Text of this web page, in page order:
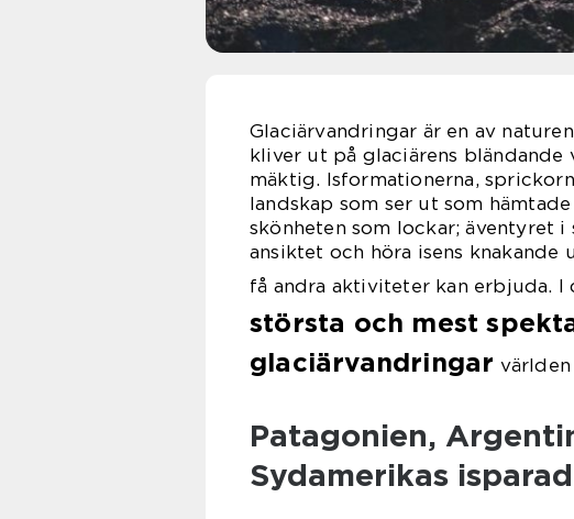
Glaciärvandringar är en av
kliver ut på glaciärens
mäktig. Isformationerna,
landskap som ser ut som
skönheten som lockar; äventyret i
ansiktet och höra isens
få andra aktiviteter kan erbjuda.
största och mest
glaciärvandringar världen
Patagonien,
Sydamerikas